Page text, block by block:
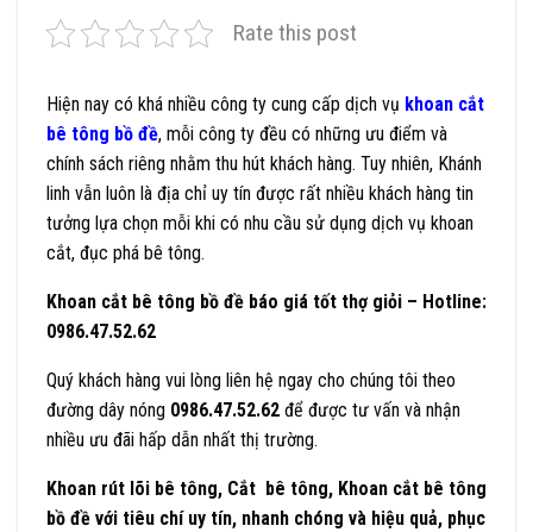
Rate this post
Hiện nay có khá nhiều công ty cung cấp dịch vụ khoan cắt
bê tông bồ đề, mỗi công ty đều có những ưu điểm và
chính sách riêng nhằm thu hút khách hàng. Tuy nhiên, Khánh
linh vẫn luôn là địa chỉ uy tín được rất nhiều khách hàng tin
tưởng lựa chọn mỗi khi có nhu cầu sử dụng dịch vụ khoan
cắt, đục phá bê tông.
Khoan cắt bê tông bồ đề báo giá tốt thợ giỏi – Hotline:
0986.47.52.62
Quý khách hàng vui lòng liên hệ ngay cho chúng tôi theo
đường dây nóng 0986.47.52.62 để được tư vấn và nhận
nhiều ưu đãi hấp dẫn nhất thị trường.
Khoan rút lõi bê tông, Cắt bê tông, Khoan cắt bê tông
bồ đề với tiêu chí uy tín, nhanh chóng và hiệu quả, phục